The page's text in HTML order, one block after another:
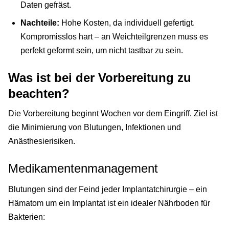
Daten gefräst.
Nachteile: Hohe Kosten, da individuell gefertigt.
Kompromisslos hart – an Weichteilgrenzen muss es
perfekt geformt sein, um nicht tastbar zu sein.
Was ist bei der Vorbereitung zu
beachten?
Die Vorbereitung beginnt Wochen vor dem Eingriff. Ziel ist
die Minimierung von Blutungen, Infektionen und
Anästhesierisiken.
Medikamentenmanagement
Blutungen sind der Feind jeder Implantatchirurgie – ein
Hämatom um ein Implantat ist ein idealer Nährboden für
Bakterien: